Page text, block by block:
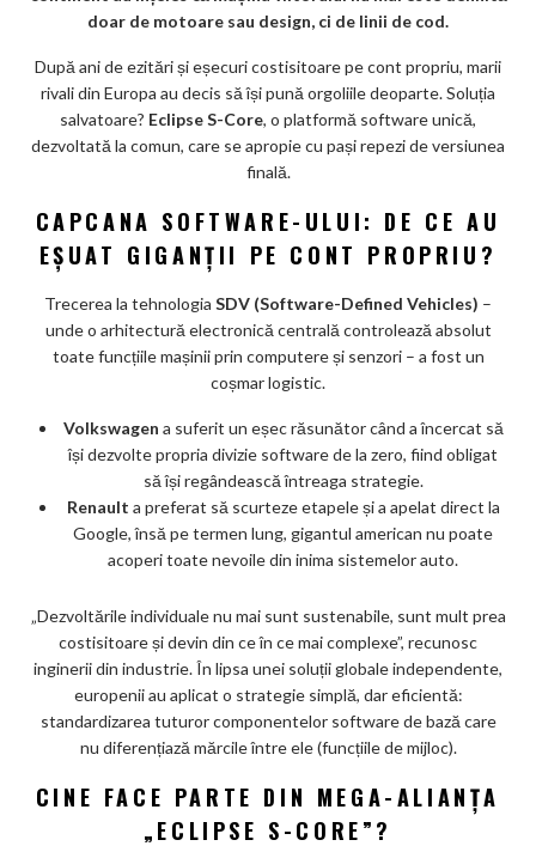
m
ar
ks
doar de motoare sau design, ci de linii de cod.
După ani de ezitări și eșecuri costisitoare pe cont propriu, marii
rivali din Europa au decis să își pună orgoliile deoparte. Soluția
salvatoare? Eclipse S-Core, o platformă software unică,
dezvoltată la comun, care se apropie cu pași repezi de versiunea
finală.
CAPCANA SOFTWARE-ULUI: DE CE AU
EȘUAT GIGANȚII PE CONT PROPRIU?
Trecerea la tehnologia SDV (Software-Defined Vehicles) –
unde o arhitectură electronică centrală controlează absolut
toate funcțiile mașinii prin computere și senzori – a fost un
coșmar logistic.
Volkswagen a suferit un eșec răsunător când a încercat să
își dezvolte propria divizie software de la zero, fiind obligat
să își regândească întreaga strategie.
Renault a preferat să scurteze etapele și a apelat direct la
Google, însă pe termen lung, gigantul american nu poate
acoperi toate nevoile din inima sistemelor auto.
„Dezvoltările individuale nu mai sunt sustenabile, sunt mult prea
costisitoare și devin din ce în ce mai complexe”, recunosc
inginerii din industrie. În lipsa unei soluții globale independente,
europenii au aplicat o strategie simplă, dar eficientă:
standardizarea tuturor componentelor software de bază care
nu diferențiază mărcile între ele (funcțiile de mijloc).
CINE FACE PARTE DIN MEGA-ALIANȚA
„ECLIPSE S-CORE”?